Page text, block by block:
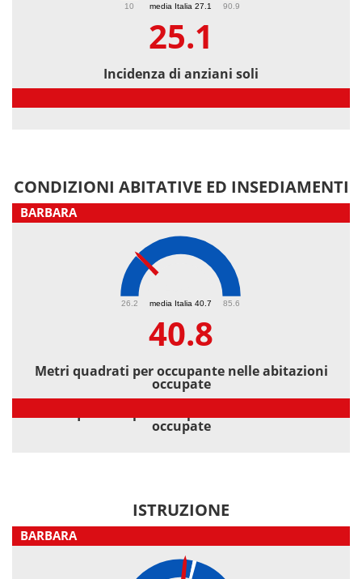
media Italia 27.1
10 90.9
25.1
Incidenza di anziani soli
CONDIZIONI ABITATIVE ED INSEDIAMENTI
BARBARA
media Italia 40.7
26.2 85.6
40.8
Metri quadrati per occupante nelle abitazioni
occupate
occupate
ISTRUZIONE
BARBARA